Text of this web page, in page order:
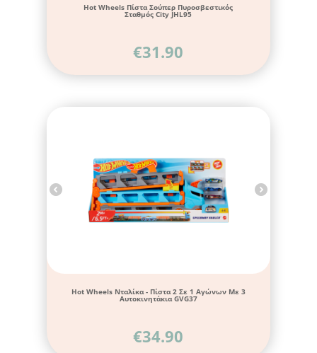
Hot Wheels Πίστα Σούπερ Πυροσβεστικός
Σταθμός City JHL95
€31.90
Hot Wheels Νταλίκα - Πίστα 2 Σε 1 Αγώνων Με 3
Αυτοκινητάκια GVG37
€34.90